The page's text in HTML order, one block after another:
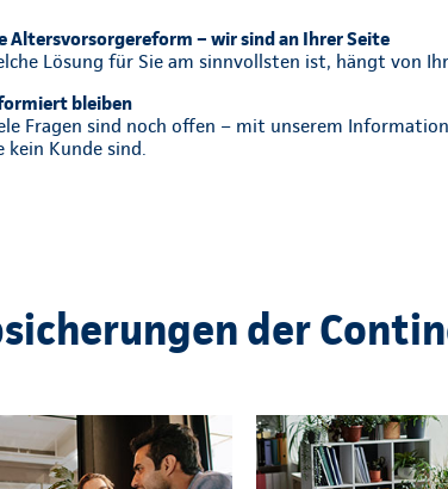
Altersvorsorgereform – wir sind an Ihrer Seite
Lösung für Sie am sinnvollsten ist, hängt von
bleiben
Fragen sind noch offen – mit unserem
kein Kunde sind.
der